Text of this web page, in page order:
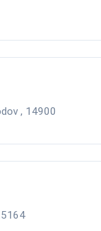
, 14900